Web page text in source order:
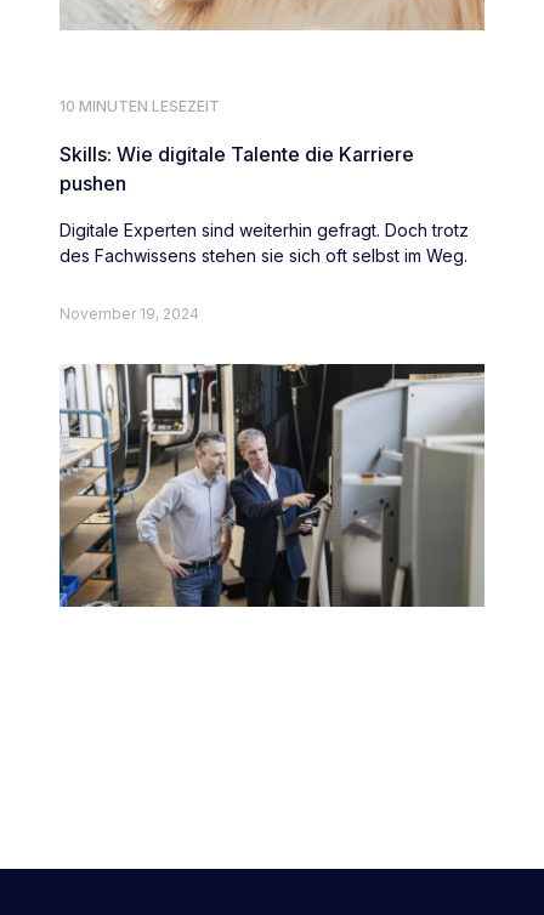
10 MINUTEN LESEZEIT
Skills: Wie digitale Talente die Karriere
pushen
Digitale Experten sind weiterhin gefragt. Doch trotz
des Fachwissens stehen sie sich oft selbst im Weg.
November 19, 2024